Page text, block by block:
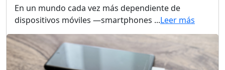
En un mundo cada vez más dependiente de
dispositivos móviles —smartphones ...Leer más